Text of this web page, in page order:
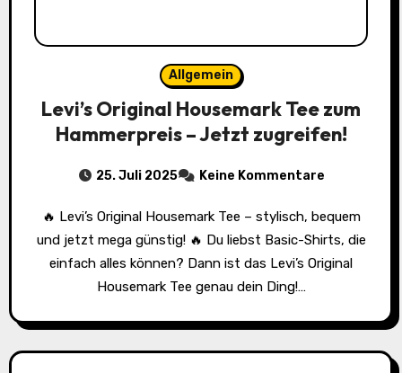
Allgemein
Levi’s Original Housemark Tee zum
Hammerpreis – Jetzt zugreifen!
25. Juli 2025 Keine Kommentare
🔥 Levi’s Original Housemark Tee – stylisch, bequem
und jetzt mega günstig! 🔥 Du liebst Basic-Shirts, die
einfach alles können? Dann ist das Levi’s Original
Housemark Tee genau dein Ding!…